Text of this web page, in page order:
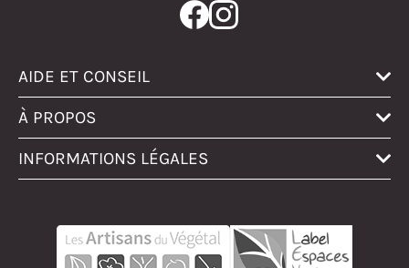
AIDE ET CONSEIL
À PROPOS
INFORMATIONS LÉGALES